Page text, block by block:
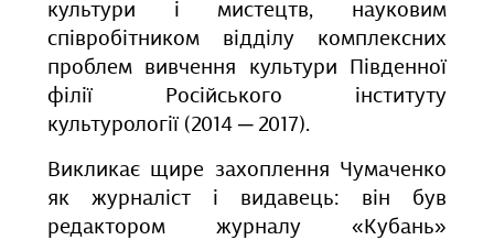
культури і мистецтв, науковим
співробітником відділу комплексних
проблем вивчення культури Південної
філії Російського інституту
культурології (2014 ─ 2017).
Викликає щире захоплення Чумаченко
як журналіст і видавець: він був
редактором журналу «Кубань»